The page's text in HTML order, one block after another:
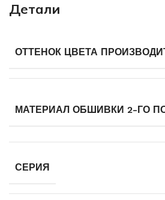
Детали
ОТТЕНОК ЦВЕТА
МАТЕРИАЛ ОБШИВКИ 2-ГО
СЕРИЯ